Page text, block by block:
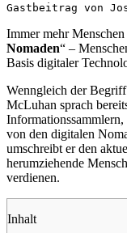
Gastbeitrag von
Immer mehr
Nomaden“ –
Basis digitaler
Wenngleich der
McLuhan sprach
von den digitalen
umschreibt er den
herumziehende
verdienen.
Inhalt